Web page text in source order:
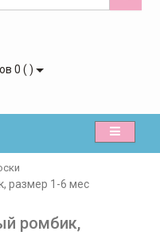
0 ( )
размер 1-6 мес
ромбик,